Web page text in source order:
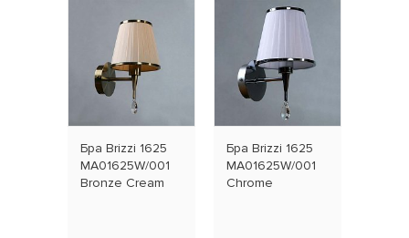
Бра Brizzi 1625
MA01625W/001
Bronze Cream
Бра Brizzi 1625
MA01625W/001
Chrome